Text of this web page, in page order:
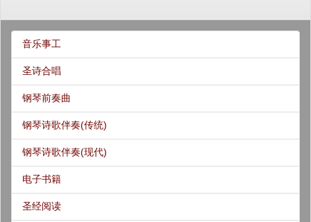
音乐事工
圣诗合唱
钢琴前奏曲
钢琴诗歌伴奏(传统)
钢琴诗歌伴奏(现代)
电子书籍
圣经阅读